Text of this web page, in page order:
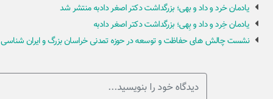
یادمان خرد و داد و بهی؛ بزرگداشت دکتر اصغر دادبه منتشر شد
یادمان خِرد و داد و بِهی؛ بزرگداشت دکتر اصغر دادبه
نشست چالش های حفاظت و توسعه در حوزه تمدنی خراسان بزرگ و ایران شناسی